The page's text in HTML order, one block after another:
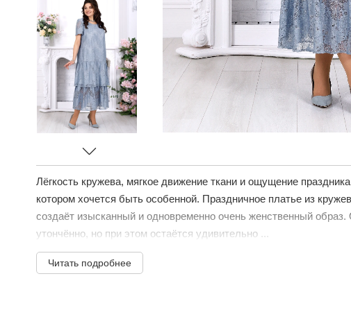
Лёгкость кружева, мягкое движение ткани и ощущение
котором хочется быть особенной. Праздничное платье из
создаёт изысканный и одновременно очень женственный
утончённо, но при этом остаётся удивительно ...
Читать подробнее